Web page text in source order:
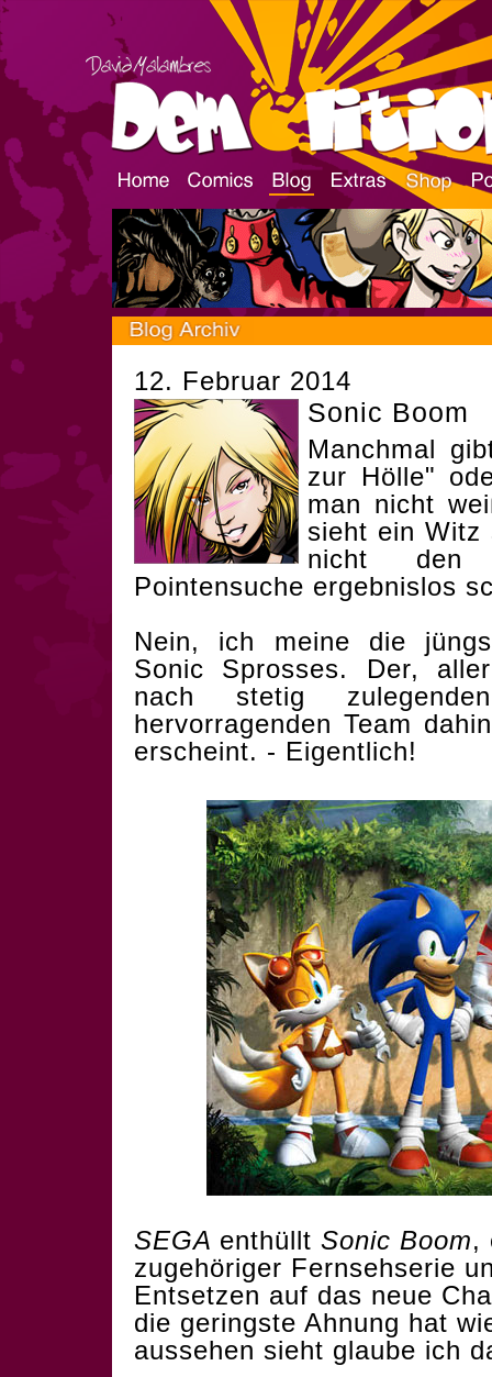
12. Februar 2014
Sonic Boom
Manchmal
zur Hölle"
man nicht
sieht ein Witz
nicht den
Pointensuche ergebnislos
Nein, ich meine die
Sonic Sprosses. Der,
nach stetig
hervorragenden Team
erscheint. - Eigentlich!
SEGA enthüllt Sonic Boom,
zugehöriger Fernsehserie
Entsetzen auf das neue
die geringste Ahnung hat
aussehen sieht glaube ich